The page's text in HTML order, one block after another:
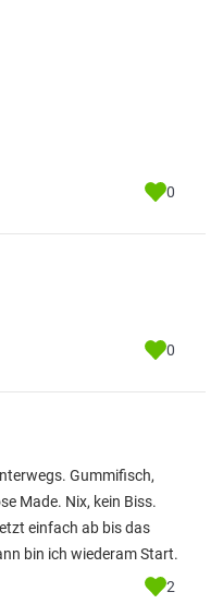
0
0
Gummifisch,
Made. Nix, kein Biss.
einfach ab bis das
bin ich wiederam Start.
2